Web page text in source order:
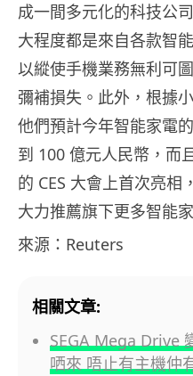
成一間多元化的科技公
大程度都是來自各款智
以縱使手機業務無利可
彌補損失。此外，根據
他們預計今年智能家電
到 100 億元人民幣，而
的 CES 大會上首次亮相
大力推薦旗下更多智能
來源：Reuters
相關文章:
SEGA Mega Drive
哂來 唔止有主機仲